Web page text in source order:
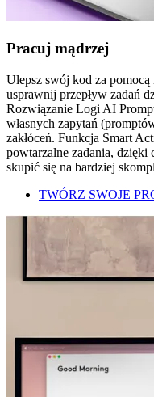
Pracuj mądrzej
Ulepsz swój kod za
usprawnij przepływ zadań
Rozwiązanie Logi AI
własnych zapytań
zakłóceń. Funkcja Smart
powtarzalne zadania, dzięki
skupić się na bardziej
TWÓRZ SWOJE